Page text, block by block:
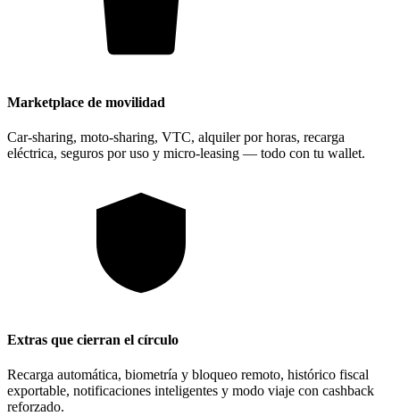
Marketplace de movilidad
Car-sharing, moto-sharing, VTC, alquiler por horas, recarga
eléctrica, seguros por uso y micro-leasing — todo con tu wallet.
Extras que cierran el círculo
Recarga automática, biometría y bloqueo remoto, histórico fiscal
exportable, notificaciones inteligentes y modo viaje con cashback
reforzado.